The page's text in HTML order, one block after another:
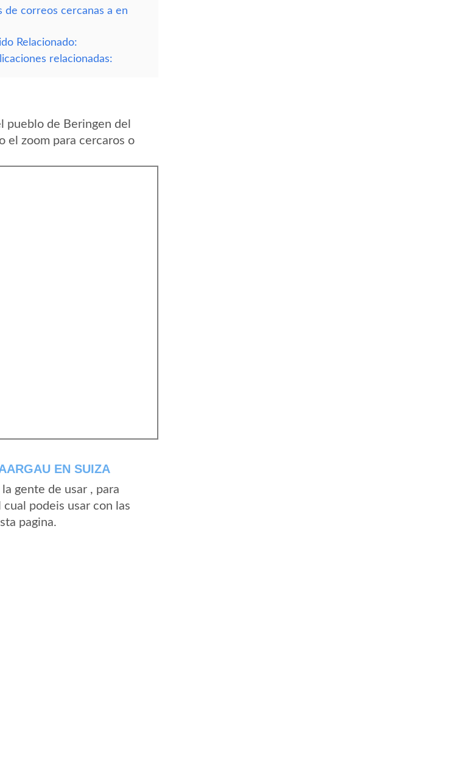
de correos cercanas a en
Relacionado:
relacionadas:
pueblo de Beringen del
el zoom para cercaros o
EN SUIZA
gente de usar , para
podeis usar con las
pagina.